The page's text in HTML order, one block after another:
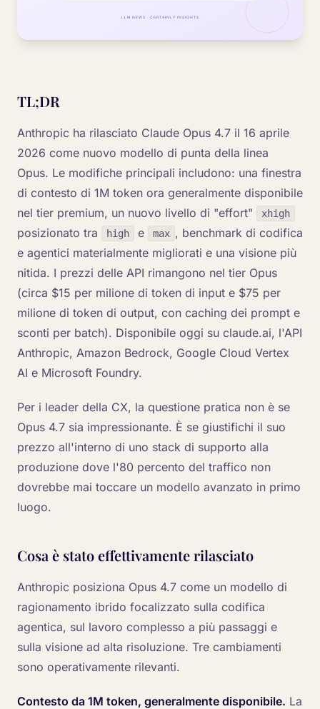
TL;DR
Anthropic ha rilasciato Claude Opus 4.7 il 16 aprile
2026 come nuovo modello di punta della linea
Opus. Le modifiche principali includono: una finestra
di contesto di 1M token ora generalmente disponibile
nel tier premium, un nuovo livello di "effort"
xhigh
posizionato tra high e max , benchmark di codifica
e agentici materialmente migliorati e una visione più
nitida. I prezzi delle API rimangono nel tier Opus
(circa $15 per milione di token di input e $75 per
milione di token di output, con caching dei prompt e
sconti per batch). Disponibile oggi su claude.ai, l'API
Anthropic, Amazon Bedrock, Google Cloud Vertex
AI e Microsoft Foundry.
Per i leader della CX, la questione pratica non è se
Opus 4.7 sia impressionante. È se giustifichi il suo
prezzo all'interno di uno stack di supporto alla
produzione dove l'80 percento del traffico non
dovrebbe mai toccare un modello avanzato in primo
luogo.
Cosa è stato effettivamente rilasciato
Anthropic posiziona Opus 4.7 come un modello di
ragionamento ibrido focalizzato sulla codifica
agentica, sul lavoro complesso a più passaggi e
sulla visione ad alta risoluzione. Tre cambiamenti
sono operativamente rilevanti.
Contesto da 1M token, generalmente disponibile. La